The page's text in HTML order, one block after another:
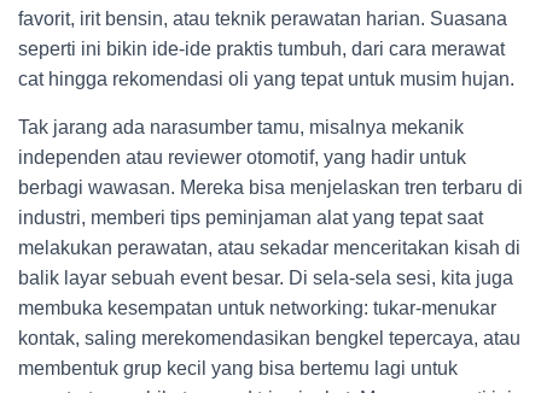
favorit, irit bensin, atau teknik perawatan harian. Suasana
seperti ini bikin ide-ide praktis tumbuh, dari cara merawat
cat hingga rekomendasi oli yang tepat untuk musim hujan.
Tak jarang ada narasumber tamu, misalnya mekanik
independen atau reviewer otomotif, yang hadir untuk
berbagi wawasan. Mereka bisa menjelaskan tren terbaru di
industri, memberi tips peminjaman alat yang tepat saat
melakukan perawatan, atau sekadar menceritakan kisah di
balik layar sebuah event besar. Di sela-sela sesi, kita juga
membuka kesempatan untuk networking: tukar-menukar
kontak, saling merekomendasikan bengkel tepercaya, atau
membentuk grup kecil yang bisa bertemu lagi untuk